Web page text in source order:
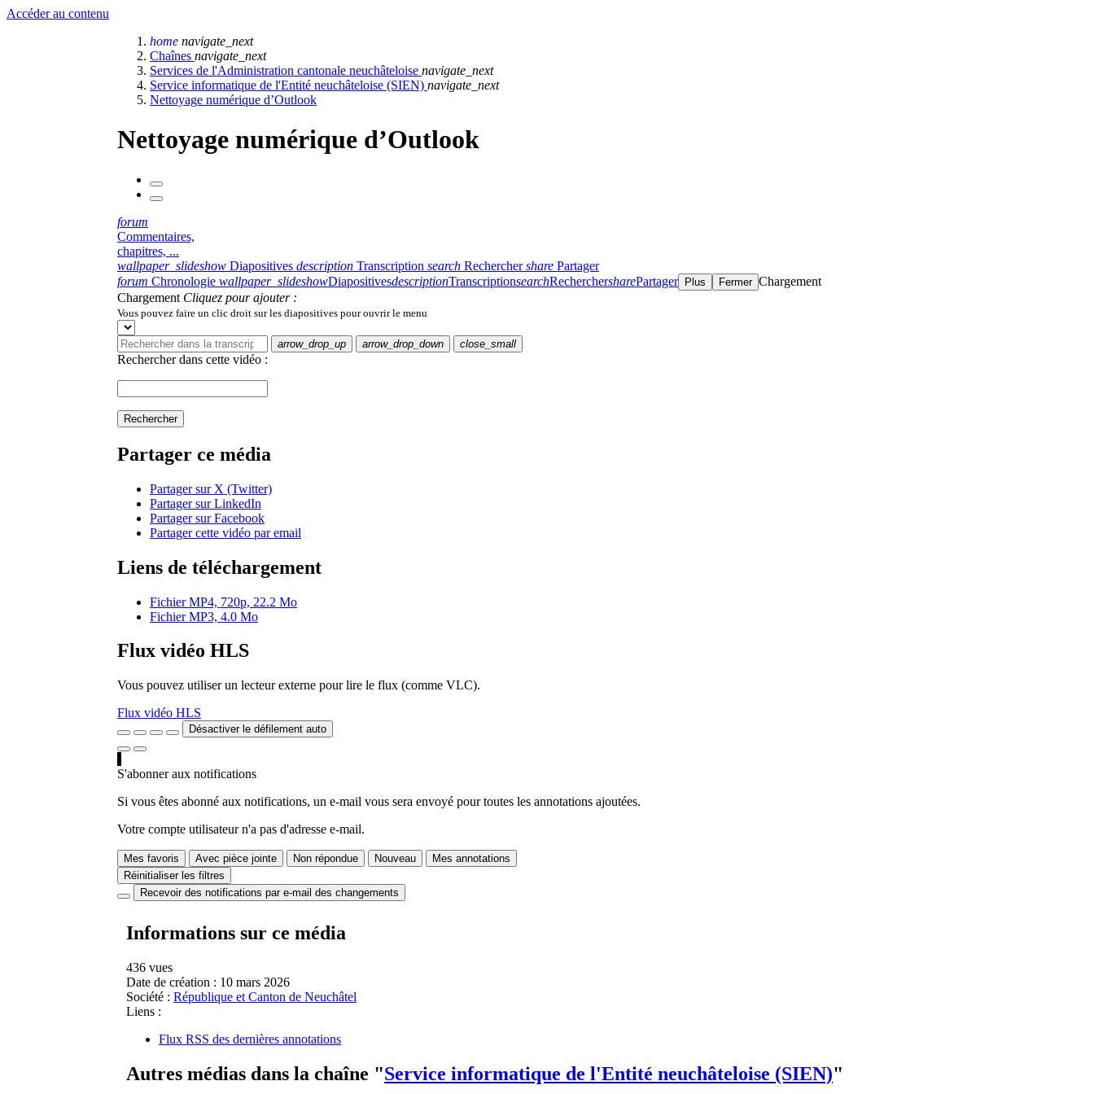
Accéder au contenu
home navigate_next
Chaînes navigate_next
Services de l'Administration cantonale neuchâteloise navigate_next
Service informatique de l'Entité neuchâteloise (SIEN) navigate_next
Nettoyage numérique d’Outlook
Nettoyage numérique d’Outlook
forum
Commentaires,
chapitres, ...
wallpaper_slideshow Diapositives description Transcription search Rechercher share Partager
forum Chronologie wallpaper_slideshowDiapositivesdescriptionTranscriptionsearchRecherchersharePartager Plus Fermer Chargement
Chargement Cliquez pour ajouter :
Vous pouvez faire un clic droit sur les diapositives pour ouvrir le menu
arrow_drop_up arrow_drop_down close_small
Rechercher dans cette vidéo :
Rechercher
Partager ce média
Partager sur X (Twitter)
Partager sur LinkedIn
Partager sur Facebook
Partager cette vidéo par email
Liens de téléchargement
Fichier MP4, 720p, 22.2 Mo
Fichier MP3, 4.0 Mo
Flux vidéo HLS
Vous pouvez utiliser un lecteur externe pour lire le flux (comme VLC).
Flux vidéo HLS
Désactiver le défilement auto
S'abonner aux notifications
Si vous êtes abonné aux notifications, un e-mail vous sera envoyé pour toutes les annotations ajoutées.
Votre compte utilisateur n'a pas d'adresse e-mail.
Mes favoris Avec pièce jointe Non répondue Nouveau
Mes annotations
Réinitialiser les filtres
Recevoir des notifications par e-mail des changements
Informations sur ce média
436 vues
Date de création : 10 mars 2026
Société : République et Canton de Neuchâtel
Liens :
Flux RSS des dernières annotations
Autres médias dans la chaîne "Service informatique de l'Entité neuchâteloise (SIEN)"